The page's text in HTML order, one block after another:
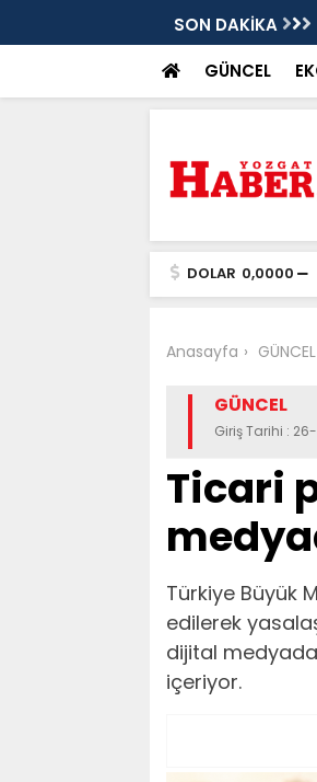
SON DAKİKA
GÜNCEL
DOLAR 0,0000
Anasayfa GÜNCEL
GÜNCEL
Giriş Tarihi :
Ticari
Türkiye Büyük
edilerek
dijital
içeriyor.